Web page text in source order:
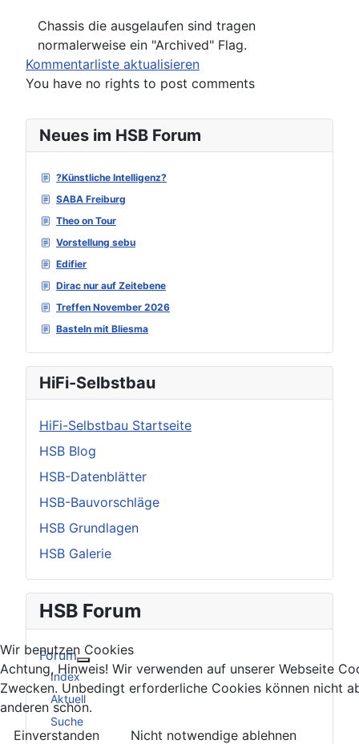
Neues im HSB Forum
?Künstliche Intelligenz?
SABA Freiburg
Theo on Tour
Vorstellung sebu
Edifier
Dirac nur auf Zeitebene
Treffen November 2026
Basteln mit Bliesma
HiFi-Selbstbau
HiFi-Selbstbau Startseite
HSB Blog
HSB-Datenblätter
HSB-Bauvorschläge
HSB Grundlagen
HSB Galerie
HSB Forum
Forum
Weitere Informationen: Forum
Index
Aktuell
Suche
Chassis die ausgelaufen sind tragen
normalerweise ein "Archived" Flag.
Kommentarliste aktualisieren
You have no rights to post comments
Wir benutzen Cookies
Achtung, Hinweis! Wir verwenden auf unserer Webseite
Zwecken. Unbedingt erforderliche Cookies können nicht
anderen schon.
Einverstanden
Nicht notwendige ablehnen